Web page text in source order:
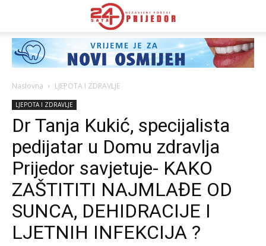
Naslovna LJEPOTA I ZDRAVLJE
LJEPOTA I ZDRAVLJE
Dr Tanja Kukić, specijalista
pedijatar u Domu zdravlјa
Prijedor savjetuje- KAKO
ZAŠTITITI NAJMLAĐE OD
SUNCA, DEHIDRACIJE I
LJETNIH INFEKCIJA ?